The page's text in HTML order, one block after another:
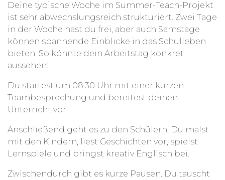
Deine typische Woche im Summer-Teach-Projekt
ist sehr abwechslungsreich strukturiert. Zwei Tage
in der Woche hast du frei, aber auch Samstage
können spannende Einblicke in das Schulleben
bieten. So könnte dein Arbeitstag konkret
aussehen:
Du startest um 08:30 Uhr mit einer kurzen
Teambesprechung und bereitest deinen
Unterricht vor.
Anschließend geht es zu den Schülern. Du malst
mit den Kindern, liest Geschichten vor, spielst
Lernspiele und bringst kreativ Englisch bei.
Zwischendurch gibt es kurze Pausen. Du tauscht